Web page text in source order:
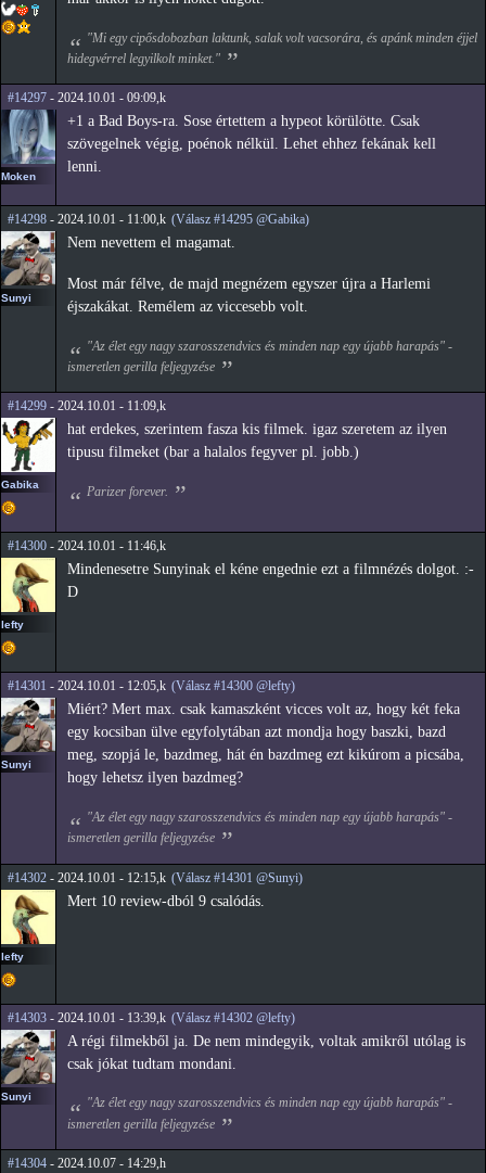
"Mi egy cipősdobozban laktunk, salak volt vacsorára, és apánk minden éjjel
hidegvérrel legyilkolt minket."
#14297 - 2024.10.01 - 09:09,k
Moken
+1 a Bad Boys-ra. Sose értettem a hypeot körülötte. Csak
szövegelnek végig, poénok nélkül. Lehet ehhez fekának kell
lenni.
#14298 - 2024.10.01 - 11:00,k (Válasz #14295 @Gabika)
Sunyi
Nem nevettem el magamat.
Most már félve, de majd megnézem egyszer újra a Harlemi
éjszakákat. Remélem az viccesebb volt.
"Az élet egy nagy szarosszendvics és minden nap egy újabb harapás" -
ismeretlen gerilla feljegyzése
#14299 - 2024.10.01 - 11:09,k
Gabika
hat erdekes, szerintem fasza kis filmek. igaz szeretem az ilyen
tipusu filmeket (bar a halalos fegyver pl. jobb.)
Parizer forever.
#14300 - 2024.10.01 - 11:46,k
lefty
Mindenesetre Sunyinak el kéne engednie ezt a filmnézés dolgot. :-
D
#14301 - 2024.10.01 - 12:05,k (Válasz #14300 @lefty)
Sunyi
Miért? Mert max. csak kamaszként vicces volt az, hogy két feka
egy kocsiban ülve egyfolytában azt mondja hogy baszki, bazd
meg, szopjá le, bazdmeg, hát én bazdmeg ezt kikúrom a picsába,
hogy lehetsz ilyen bazdmeg?
"Az élet egy nagy szarosszendvics és minden nap egy újabb harapás" -
ismeretlen gerilla feljegyzése
#14302 - 2024.10.01 - 12:15,k (Válasz #14301 @Sunyi)
lefty
Mert 10 review-dból 9 csalódás.
#14303 - 2024.10.01 - 13:39,k (Válasz #14302 @lefty)
Sunyi
A régi filmekből ja. De nem mindegyik, voltak amikről utólag is
csak jókat tudtam mondani.
"Az élet egy nagy szarosszendvics és minden nap egy újabb harapás" -
ismeretlen gerilla feljegyzése
#14304 - 2024.10.07 - 14:29,h